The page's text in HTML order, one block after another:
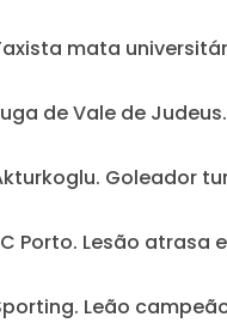
mata
de Vale de
Goleador
Porto. Lesão atrasa
Leão